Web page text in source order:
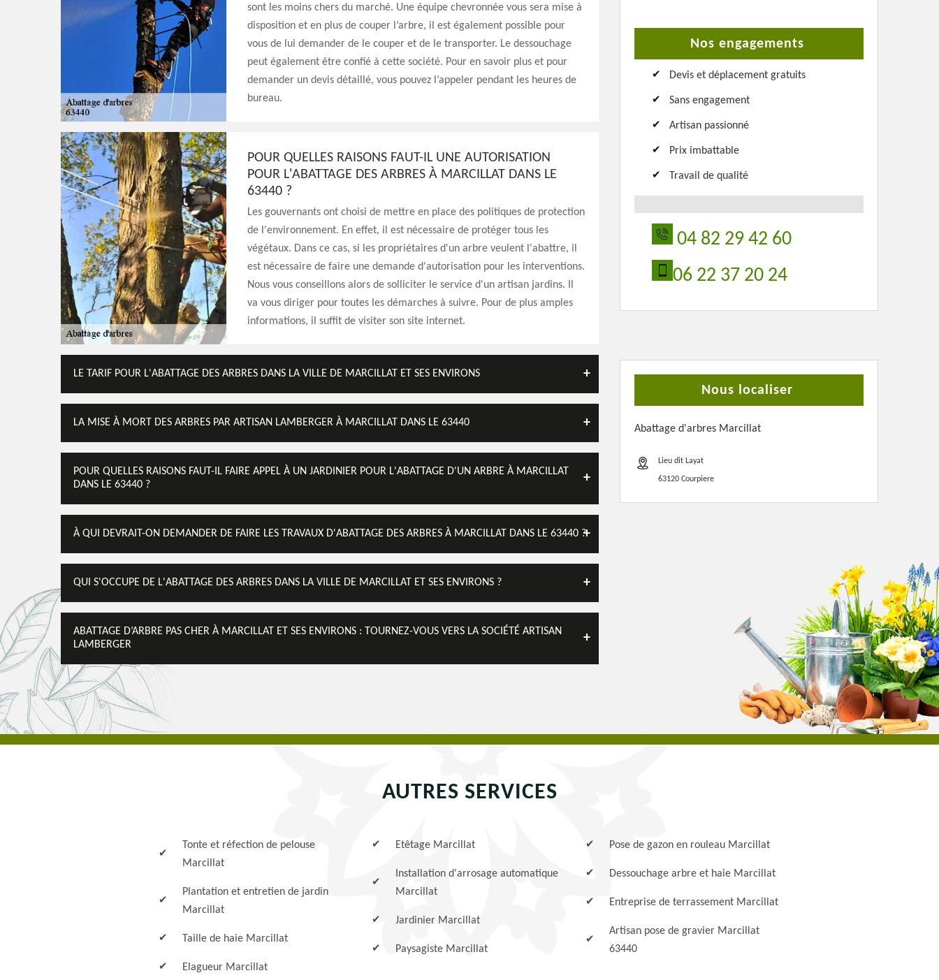
sont les moins chers du marché. Une équipe chevronnée vous sera mise à
disposition et en plus de couper l’arbre, il est également possible pour
vous de lui demander de le couper et de le transporter. Le dessouchage
peut également être confié à cette société. Pour en savoir plus et pour
demander un devis détaillé, vous pouvez l’appeler pendant les heures de
bureau.
POUR QUELLES RAISONS FAUT-IL UNE AUTORISATION
POUR L'ABATTAGE DES ARBRES À MARCILLAT DANS LE
63440 ?
Les gouvernants ont choisi de mettre en place des politiques de protection
de l'environnement. En effet, il est nécessaire de protéger tous les
végétaux. Dans ce cas, si les propriétaires d'un arbre veulent l'abattre, il
est nécessaire de faire une demande d'autorisation pour les interventions.
Nous vous conseillons alors de solliciter le service d'un artisan jardins. Il
va vous diriger pour toutes les démarches à suivre. Pour de plus amples
informations, il suffit de visiter son site internet.
LE TARIF POUR L'ABATTAGE DES ARBRES DANS LA VILLE DE MARCILLAT ET SES ENVIRONS
LA MISE À MORT DES ARBRES PAR ARTISAN LAMBERGER À MARCILLAT DANS LE 63440
POUR QUELLES RAISONS FAUT-IL FAIRE APPEL À UN JARDINIER POUR L'ABATTAGE D'UN ARBRE À MARCILLAT
DANS LE 63440 ?
À QUI DEVRAIT-ON DEMANDER DE FAIRE LES TRAVAUX D'ABATTAGE DES ARBRES À MARCILLAT DANS LE 63440 ?
QUI S'OCCUPE DE L'ABATTAGE DES ARBRES DANS LA VILLE DE MARCILLAT ET SES ENVIRONS ?
ABATTAGE D’ARBRE PAS CHER À MARCILLAT ET SES ENVIRONS : TOURNEZ-VOUS VERS LA SOCIÉTÉ ARTISAN
LAMBERGER
Nos engagements
Devis et déplacement gratuits
Sans engagement
Artisan passionné
Prix imbattable
Travail de qualité
04 82 29 42 60
06 22 37 20 24
Nous localiser
Abattage d'arbres Marcillat
Lieu dit Layat
63120 Courpiere
AUTRES SERVICES
Tonte et réfection de pelouse
Marcillat
Plantation et entretien de jardin
Marcillat
Taille de haie Marcillat
Elagueur Marcillat
Etêtage Marcillat
Installation d'arrosage automatique
Marcillat
Jardinier Marcillat
Paysagiste Marcillat
Pose de gazon en rouleau Marcillat
Dessouchage arbre et haie Marcillat
Entreprise de terrassement Marcillat
Artisan pose de gravier Marcillat
63440